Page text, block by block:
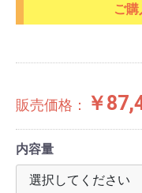
ご購
販売価格： ￥
内容量